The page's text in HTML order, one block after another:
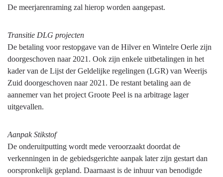
De meerjarenraming zal hierop worden aangepast.
Transitie DLG projecten
De betaling voor restopgave van de Hilver en Wintelre Oerle zijn
doorgeschoven naar 2021. Ook zijn enkele uitbetalingen in het
kader van de Lijst der Geldelijke regelingen (LGR) van Weerijs
Zuid doorgeschoven naar 2021. De restant betaling aan de
aannemer van het project Groote Peel is na arbitrage lager
uitgevallen.
Aanpak Stikstof
De onderuitputting wordt mede veroorzaakt doordat de
verkenningen in de gebiedsgerichte aanpak later zijn gestart dan
oorspronkelijk gepland. Daarnaast is de inhuur van benodigde